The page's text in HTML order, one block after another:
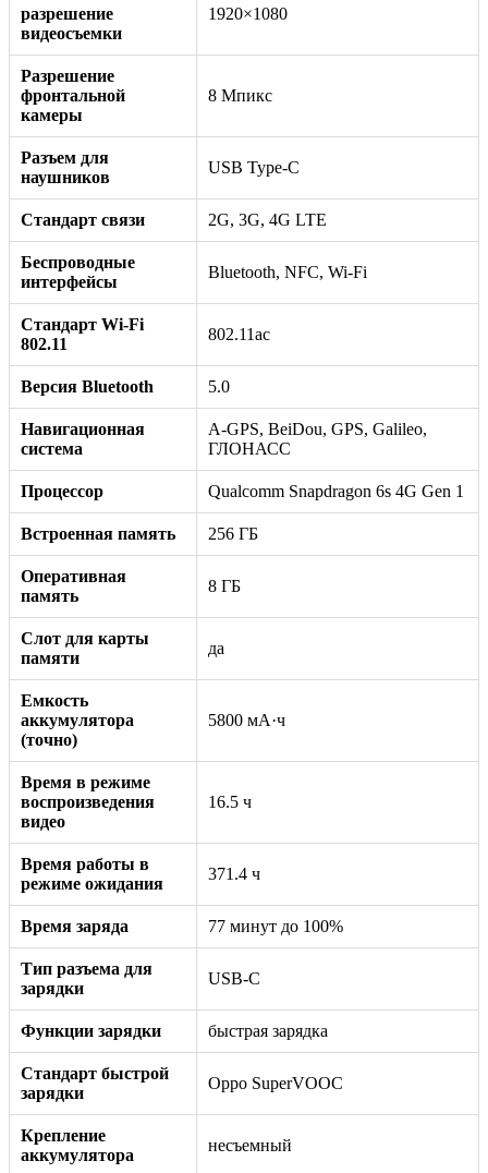
разрешение
видеосъемки
1920×1080
Разрешение
фронтальной
камеры
8 Мпикс
Разъем для
наушников
USB Type-C
Стандарт связи 2G, 3G, 4G LTE
Беспроводные
интерфейсы
Bluetooth, NFC, Wi-Fi
Стандарт Wi-Fi
802.11
802.11ac
Версия Bluetooth 5.0
Навигационная
система
A-GPS, BeiDou, GPS, Galileo,
ГЛОНАСС
Процессор Qualcomm Snapdragon 6s 4G Gen 1
Встроенная память 256 ГБ
Оперативная
память
8 ГБ
Слот для карты
памяти
да
Емкость
аккумулятора
(точно)
5800 мА·ч
Время в режиме
воспроизведения
видео
16.5 ч
Время работы в
режиме ожидания
371.4 ч
Время заряда 77 минут до 100%
Тип разъема для
зарядки
USB-C
Функции зарядки быстрая зарядка
Стандарт быстрой
зарядки
Oppo SuperVOOC
Крепление
аккумулятора
несъемный